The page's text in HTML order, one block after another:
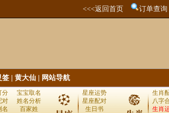
<<<返回首页 订单查询
签 黄大仙 网站导航
分
宝宝取名
对
姓名分析
名
百家姓
星座运势
星座配对
生日书
生肖
八字
生肖